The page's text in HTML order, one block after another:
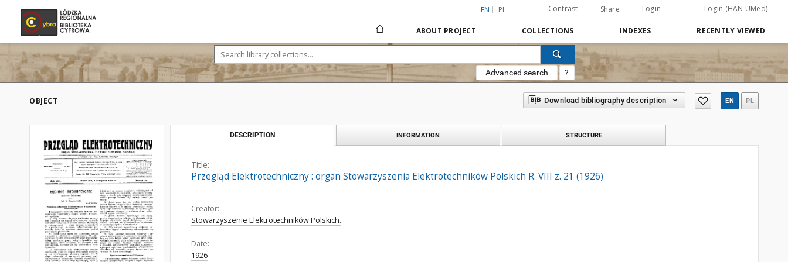
EN PL Contrast Share Login Login (HAN UMed)
ABOUT PROJECT COLLECTIONS INDEXES RECENTLY VIEWED
Advanced search ?
OBJECT Download bibliography description EN PL
DESCRIPTION INFORMATION STRUCTURE
Title:
Przegląd Elektrotechniczny : organ Stowarzyszenia Elektrotechników Polskich R. VIII z. 21 (1926)
Creator:
Stowarzyszenie Elektrotechników Polskich.
Date:
1926